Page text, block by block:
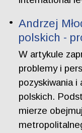
Andrzej
polskich -
W artykule
problemy i
pozyskiwania i
polskich.
mierze